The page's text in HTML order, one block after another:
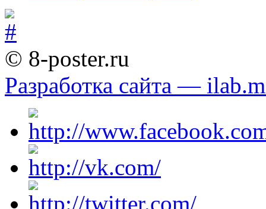
© 8-poster.ru
Разработка сайта —